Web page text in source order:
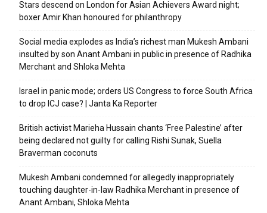
Stars descend on London for Asian Achievers Award night;
boxer Amir Khan honoured for philanthropy
Social media explodes as India’s richest man Mukesh Ambani
insulted by son Anant Ambani in public in presence of Radhika
Merchant and Shloka Mehta
Israel in panic mode; orders US Congress to force South Africa
to drop ICJ case? | Janta Ka Reporter
British activist Marieha Hussain chants ‘Free Palestine’ after
being declared not guilty for calling Rishi Sunak, Suella
Braverman coconuts
Mukesh Ambani condemned for allegedly inappropriately
touching daughter-in-law Radhika Merchant in presence of
Anant Ambani, Shloka Mehta